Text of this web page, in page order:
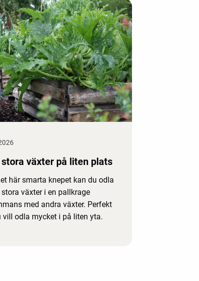
stora växter på liten plats
här smarta knepet kan du odla
växter i en pallkrage
med andra växter. Perfekt
vill odla mycket i på liten yta.